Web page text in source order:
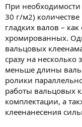
При
30 г/м2)
гладких валов –
хромированных.
вальцовых
сразу на
меньше длины
ролики
работы вальцовых
комплектации, а
клеенанесения